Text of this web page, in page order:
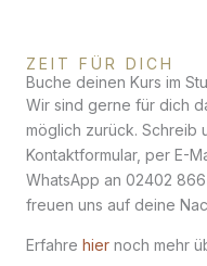
ZEIT FÜR DICH
Buche deinen Kurs im
Wir sind gerne für dich
möglich zurück. Schreib
Kontaktformular, per E-
WhatsApp an 02402
freuen uns auf deine
Erfahre hier noch mehr